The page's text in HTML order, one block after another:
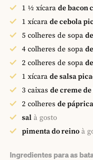
1 ½ xícara de bacon
1 xícara de cebola
5 colheres de sopa
4 colheres de sopa
2 colheres de sopa
1 xícara de salsa
3 caixas de creme
2 colheres de
sal à gosto
pimenta do reino à
Ingredientes para as